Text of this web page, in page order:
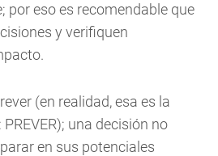
por eso es recomendable que
y verifiquen
(en realidad, esa es la
una decisión no
en sus potenciales